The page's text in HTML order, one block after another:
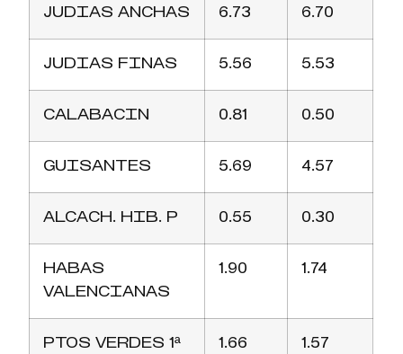
JUDIAS ANCHAS 6.73 6.70
JUDIAS FINAS 5.56 5.53
CALABACIN 0.81 0.50
GUISANTES 5.69 4.57
ALCACH. HIB. P 0.55 0.30
HABAS
VALENCIANAS
1.90 1.74
PTOS VERDES 1ª 1.66 1.57